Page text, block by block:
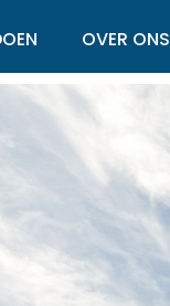
OVER ONS